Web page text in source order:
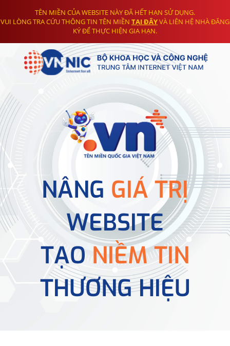
TÊN MIỀN CỦA WEBSITE NÀY ĐÃ HẾT HẠN SỬ DỤNG.
VUI LÒNG TRA CỨU THÔNG TIN TÊN MIỀN TẠI ĐÂYVÀ LIÊN HỆ NHÀ ĐĂNG
KÝ ĐỂ THỰC HIỆN GIA HẠN.
NÂNG GIÁ TRỊ
WEBSITE
TẠONIỀM TIN
THƯƠNG HIỆU